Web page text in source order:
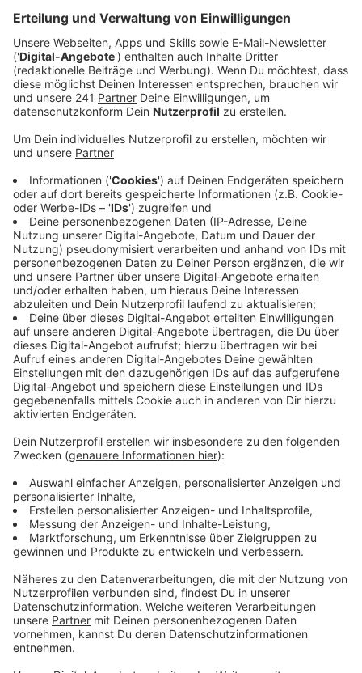
Anzeige
Viele Dinge sind schon repariert. Zum Beispiel das wohl
langwierigste Projekt: die Theodor-Heuss-Realschule.
Die Sanierung wurde dieses Jahr abgeschlossen, es
gibt eine neue Aula, eine neue Cafeteria und
Photovoltaik auf dem Dach.
Anzeige
NaturGut Ophoven: Sanierung steht noch an
Anzeige
Im Fluthilfecafé "Leuchtturm" hat sich auch etwas
getan - heute wird das Gesprächsangebot gar nicht
mehr so gebraucht, deshalb ist es jetzt eher eine
Begegnungsstätte für Senioren.
Anders sieht es beim NaturGut Ophoven aus. Hier
steht die Sanierung nach der Flut immer noch an. Die
Arbeiten sollen laut dem NaturGut erst Ende diesen
Jahres oder Anfang 2026 beginnen.
Anzeige
Weitere Meldungen aus Leverkusen
Anzeige
Bayer 04 Leverkusen verpflichtet Malik Tillman